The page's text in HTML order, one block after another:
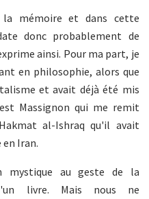
la mémoire et dans cette
donc probablement de
ainsi. Pour ma part, je
en philosophie, alors que
et avait déjà été mis
Massignon qui me remit
al-Ishraq qu'il avait
Iran.
mystique au geste de la
livre. Mais nous ne